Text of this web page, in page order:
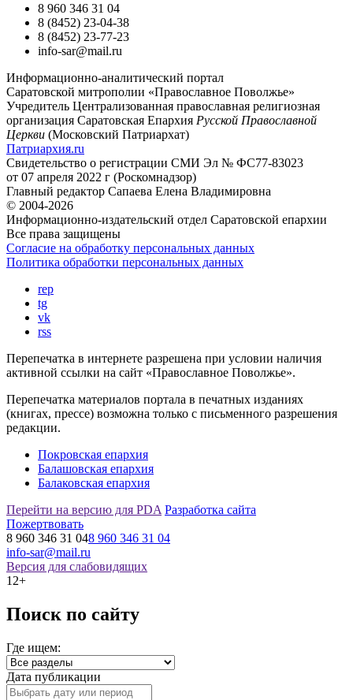
8 960 346 31 04
8 (8452) 23-04-38
8 (8452) 23-77-23
info-sar@mail.ru
Информационно-аналитический портал
Саратовской митрополии «Православное Поволжье»
Учредитель Централизованная православная религиозная
организация Саратовская Епархия Русской Православной
Церкви (Московский Патриархат)
Патриархия.ru
Свидетельство о регистрации СМИ Эл № ФС77-83023
от 07 апреля 2022 г (Роскомнадзор)
Главный редактор Сапаева Елена Владимировна
© 2004-2026
Информационно-издательский отдел Саратовской епархии
Все права защищены
Согласие на обработку персональных данных
Политика обработки персональных данных
rep
tg
vk
rss
Перепечатка в интернете разрешена при условии наличия
активной ссылки на сайт «Православное Поволжье».
Перепечатка материалов портала в печатных изданиях
(книгах, прессе) возможна только с письменного разрешения
редакции.
Покровская епархия
Балашовская епархия
Балаковская епархия
Перейти на версию для PDA Разработка сайта
Пожертвовать
8 960 346 31 048 960 346 31 04
info-sar@mail.ru
Версия для слабовидящих
12+
Поиск по сайту
Где ищем:
Дата публикации